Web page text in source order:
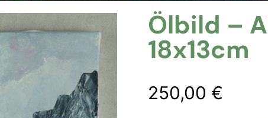
Ölbild –
18x13cm
250,00 €